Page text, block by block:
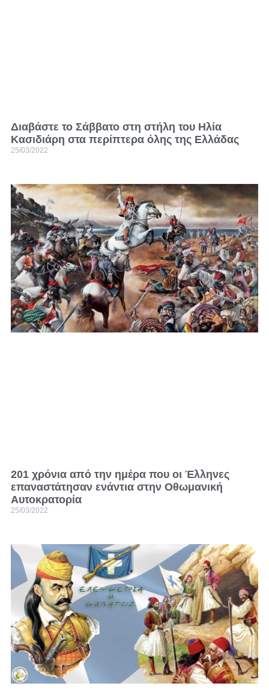
Διαβάστε το Σάββατο στη στήλη του Ηλία
Κασιδιάρη στα περίπτερα όλης της Ελλάδας
25/03/2022
201 χρόνια από την ημέρα που οι Έλληνες
επαναστάτησαν ενάντια στην Οθωμανική
Αυτοκρατορία
25/03/2022